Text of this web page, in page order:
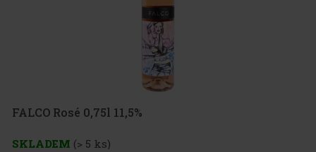
FALCO Rosé 0,75l 11,5%
SKLADEM (> 5 ks)